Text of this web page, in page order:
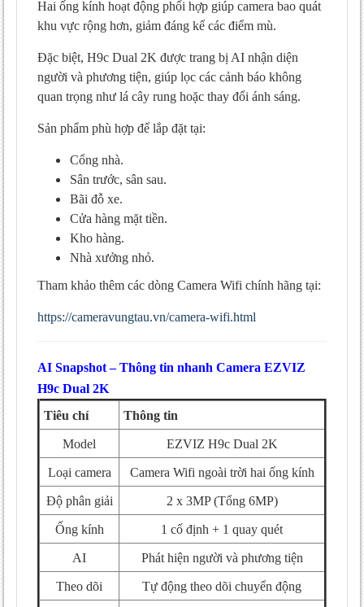
nhu cầu nào?
Lắp đặt cho cửa hàng và mặt tiền kinh
doanh
EZVIZ H9c Dual 2K
Ưu điểm
Nhược điểm
So sánh Camera EZVIZ H9c Dual 2K với
các dòng cùng phân khúc
Có nên mua Camera EZVIZ H9c Dual 2K
không?
Nên mua khi:
Câu hỏi thường gặp (FAQ)
Camera EZVIZ H9c Dual 2K có ghi âm
không?
Camera có thể xem hai góc hình cùng
lúc không?
Camera EZVIZ H9c Dual 2K có cần
đầu ghi không?
Nên chọn thẻ nhớ bao nhiêu GB?
Camera EZVIZ H9c Dual 2K có lắp
ngoài trời được không?
Tóm tắt nhanh Camera EZVIZ H9c Dual 2K
Hai ống kính hoạt động phối hợp giúp camera bao quát
khu vực rộng hơn, giảm đáng kể các điểm mù.
Đặc biệt, H9c Dual 2K được trang bị AI nhận diện
người và phương tiện, giúp lọc các cảnh báo không
quan trọng như lá cây rung hoặc thay đổi ánh sáng.
Sản phẩm phù hợp để lắp đặt tại:
Cổng nhà.
Sân trước, sân sau.
Bãi đỗ xe.
Cửa hàng mặt tiền.
Kho hàng.
Nhà xưởng nhỏ.
Tham khảo thêm các dòng Camera Wifi chính hãng tại:
https://cameravungtau.vn/camera-wifi.html
AI Snapshot – Thông tin nhanh Camera EZVIZ
H9c Dual 2K
Tiêu chí
Thông tin
Model EZVIZ H9c Dual 2K
Loại camera Camera Wifi ngoài trời hai ống kính
Độ phân giải 2 x 3MP (Tổng 6MP)
Ống kính 1 cố định + 1 quay quét
AI Phát hiện người và phương tiện
Theo dõi Tự động theo dõi chuyển động